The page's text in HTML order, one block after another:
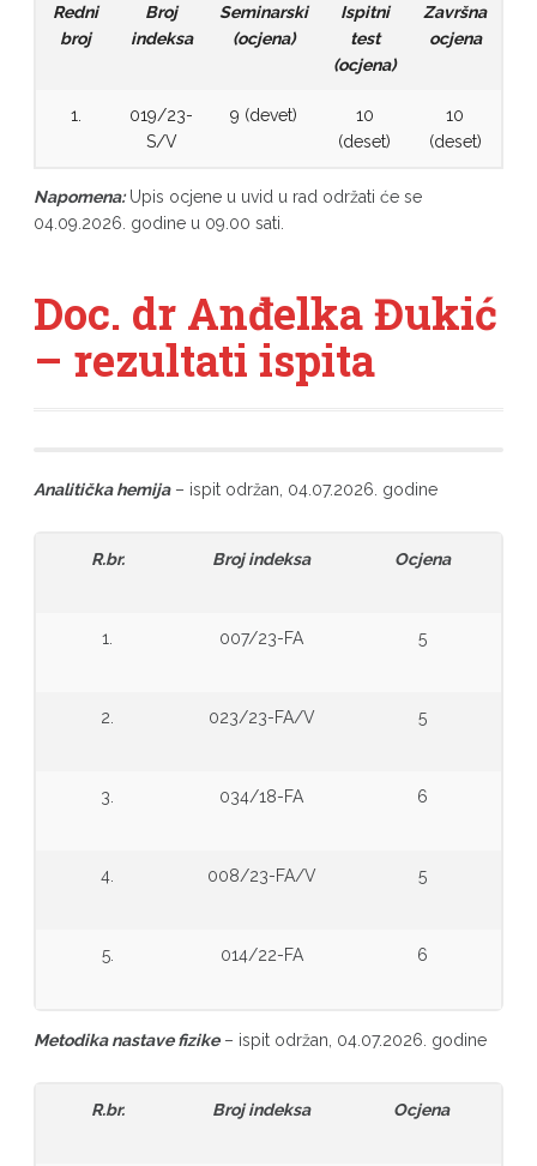
Redni
broj
Broj
indeksa
Seminarski
(ocjena)
Ispitni
test
(ocjena)
Završna
ocjena
1.
019/23-
S/V
9 (devet)
10
(deset)
10
(deset)
Napomena:Upis ocjene u uvid u rad održati će se
04.09.2026. godine u 09.00 sati.
Doc. dr Anđelka Đukić
– rezultati ispita
Analitička hemija– ispit održan, 04.07.2026. godine
R.br. Broj indeksa Ocjena
1. 007/23-FA 5
2. 023/23-FA/V 5
3. 034/18-FA 6
4. 008/23-FA/V 5
5. 014/22-FA 6
Metodika nastave fizike– ispit održan, 04.07.2026. godine
R.br. Broj indeksa Ocjena